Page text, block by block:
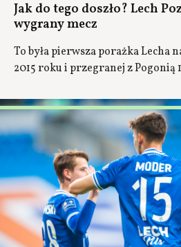
Jak do tego doszło? Lech
wygrany mecz
To była pierwsza porażka Lecha
2015 roku i przegranej z Pogonią